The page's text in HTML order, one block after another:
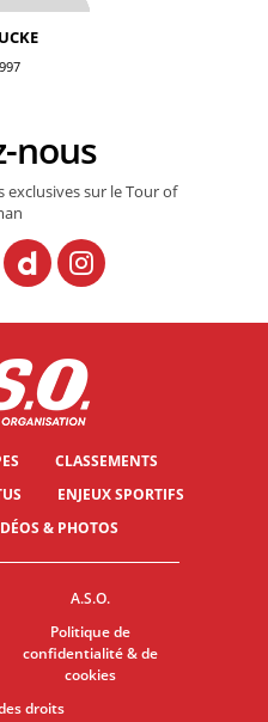
nous
exclusives sur le Tour of
CLASSEMENTS
ENJEUX SPORTIFS
& PHOTOS
A.S.O.
Politique de
confidentialité & de
cookies
droits